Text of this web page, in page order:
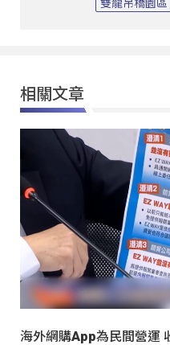
雙龍吊橋園區
相關文章
海外網購App為民間營運